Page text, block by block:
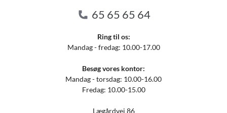
65 65 65 64
Ring til os:
Mandag - fredag: 10.00-17.00
Besøg vores kontor:
Mandag - torsdag: 10.00-16.00
Fredag: 10.00-15.00
Lægårdvej 86